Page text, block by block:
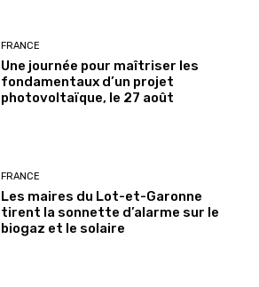
FRANCE
Une journée pour maîtriser les
fondamentaux d’un projet
photovoltaïque, le 27 août
FRANCE
Les maires du Lot-et-Garonne
tirent la sonnette d’alarme sur le
biogaz et le solaire